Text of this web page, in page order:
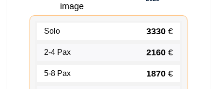
Solo 3330 €
2-4 Pax 2160 €
5-8 Pax 1870 €